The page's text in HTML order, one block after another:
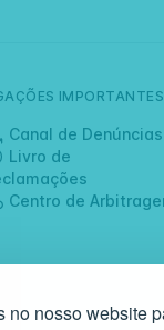
no nosso website
IMPORTANTES
Canal de Denúncias
Livro de
Centro de